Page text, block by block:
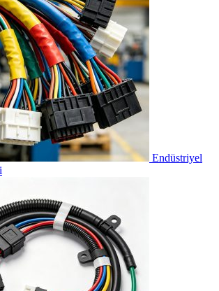
Endüstriyel